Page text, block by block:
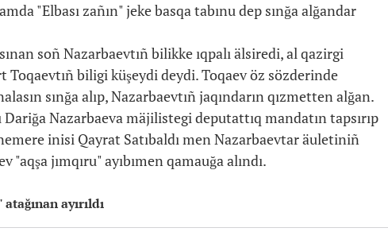
ayırıldı
"Elbası zañın" jeke basqa tabınu dep sınğa alğandar
soñ Nazarbaevtıñ bilikke ıqpalı älsiredi, al qazirgi
Toqaevtıñ biligi küşeydi deydi. Toqaev öz sözderinde
sınğa alıp, Nazarbaevtıñ jaqındarın qızmetten alğan.
Dariğa Nazarbaeva mäjilistegi deputattıq mandatın tapsırıp
inisi Qayrat Satıbaldı men Nazarbaevtar äuletiniñ
"aqşa jımqıru" ayıbımen qamauğa alındı.